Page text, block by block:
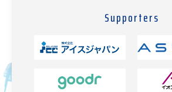
Supporters